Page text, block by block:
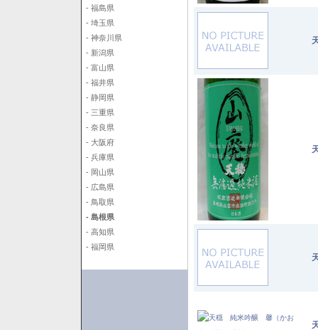
- 福島県
- 埼玉県
- 神奈川県
- 新潟県
- 富山県
- 福井県
- 静岡県
- 三重県
- 奈良県
- 大阪府
- 兵庫県
- 岡山県
- 広島県
- 鳥取県
- 島根県
- 高知県
- 福岡県